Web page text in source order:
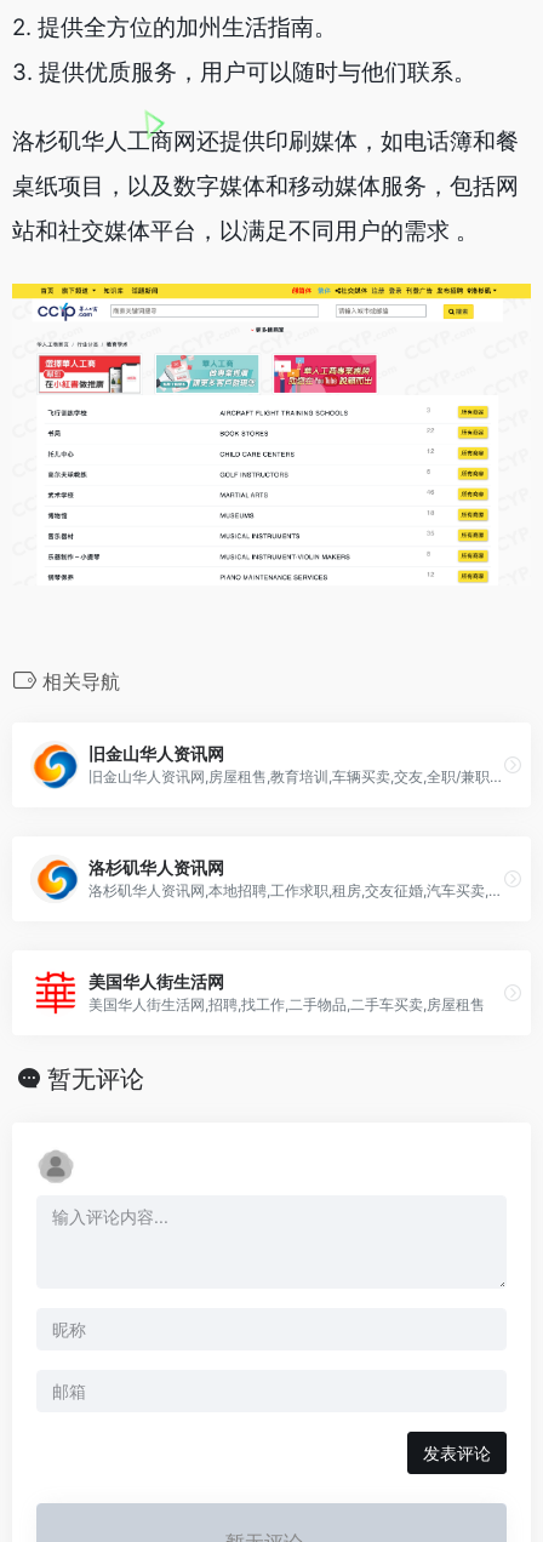
2. 提供全方位的加州生活指南。
3. 提供优质服务，用户可以随时与他们联系。
洛杉矶华人工商网还提供印刷媒体，如电话簿和餐
桌纸项目，以及数字媒体和移动媒体服务，包括网
站和社交媒体平台，以满足不同用户的需求 。
相关导航
旧金山华人资讯网
旧金山华人资讯网,房屋租售,教育培训,车辆买卖,交友,全职/兼职招聘,生活服务
洛杉矶华人资讯网
洛杉矶华人资讯网,本地招聘,工作求职,租房,交友征婚,汽车买卖,法律咨询
美国华人街生活网
美国华人街生活网,招聘,找工作,二手物品,二手车买卖,房屋租售
暂无评论
发表评论